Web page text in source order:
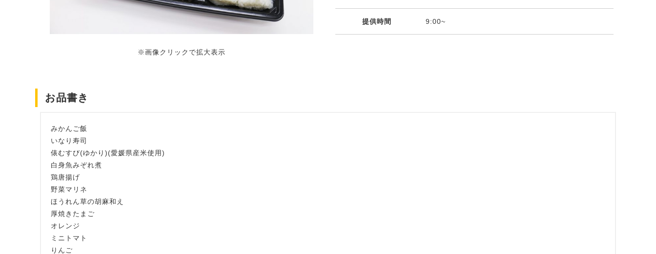
※画像クリックで拡大表示
提供時間 9:00~
お品書き
みかんご飯
いなり寿司
俵むすび(ゆかり)(愛媛県産米使用)
白身魚みぞれ煮
鶏唐揚げ
野菜マリネ
ほうれん草の胡麻和え
厚焼きたまご
オレンジ
ミニトマト
りんご